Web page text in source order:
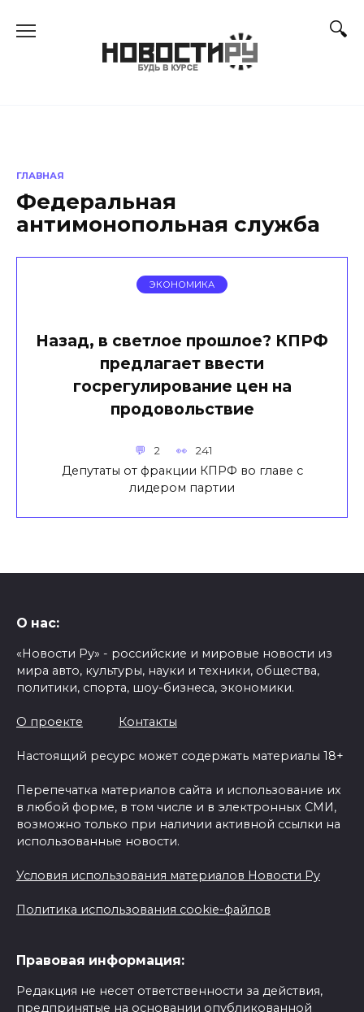
ГЛАВНАЯ
Федеральная
антимонопольная служба
ЭКОНОМИКА
Назад, в светлое прошлое? КПРФ
предлагает ввести
госрегулирование цен на
продовольствие
2 241
Депутаты от фракции КПРФ во главе с
лидером партии
О нас:
«Новости Ру» - российские и мировые новости из
мира авто, культуры, науки и техники, общества,
политики, спорта, шоу-бизнеса, экономики.
О проекте Контакты
Настоящий ресурс может содержать материалы 18+
Перепечатка материалов сайта и использование их
в любой форме, в том числе и в электронных СМИ,
возможно только при наличии активной ссылки на
использованные новости.
Условия использования материалов Новости Ру
Политика использования cookie-файлов
Правовая информация:
Редакция не несет ответственности за действия,
предпринятые на основании опубликованной